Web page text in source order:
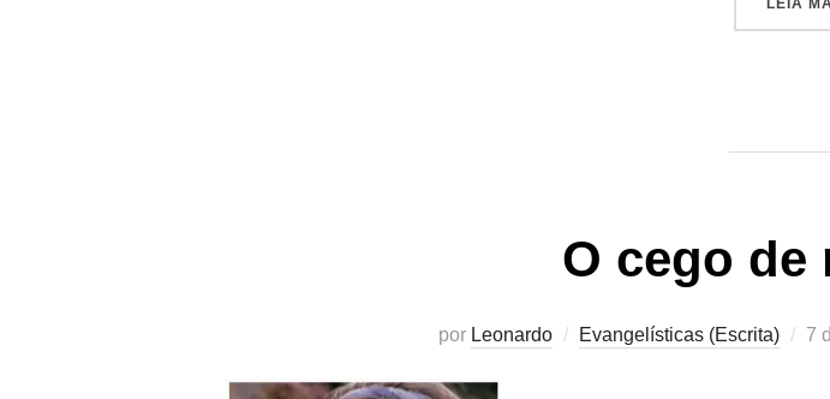
LEIA
O cego de
por Leonardo Evangelísticas (Escrita) 7